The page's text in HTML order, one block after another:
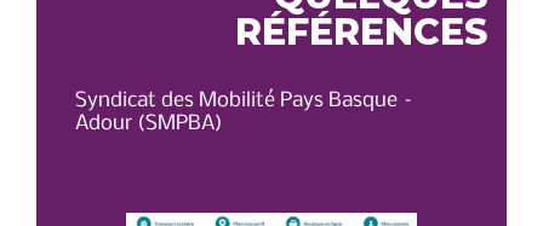
RÉFÉRENCES
Syndicat des Mobilité Pays Basque –
Adour (SMPBA)